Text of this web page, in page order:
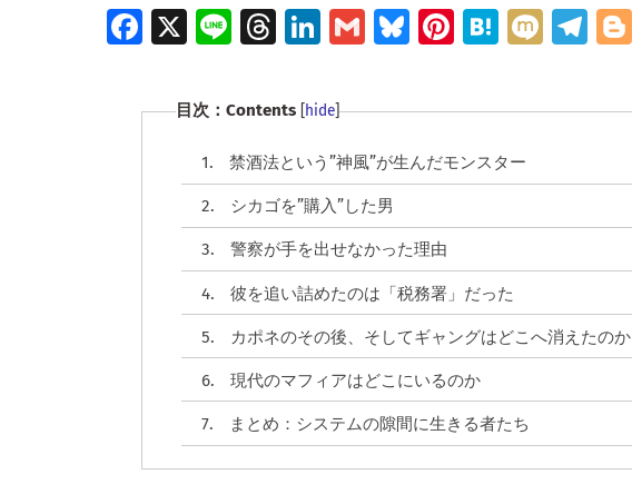
Fa X
Li
e
T
e
d
s
Li
k
e
dI
n
G
Bl Pi
t
H
a
M
Te
目次：Contents [hide]
1. 禁酒法という”神風”が生んだモンスター
2. シカゴを”購入”した男
3. 警察が手を出せなかった理由
4. 彼を追い詰めたのは「税務署」だった
5. カポネのその後、そしてギャングはどこへ消えたのか
6. 現代のマフィアはどこにいるのか
7. まとめ：システムの隙間に生きる者たち